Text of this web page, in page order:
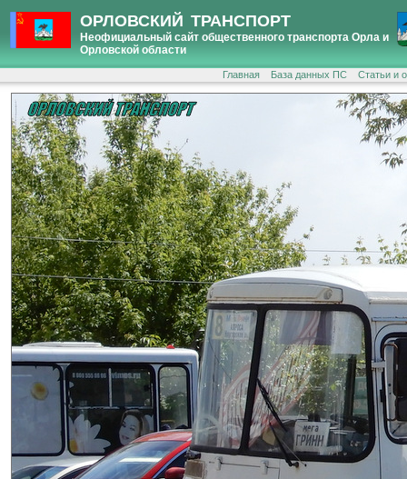
ОРЛОВСКИЙ ТРАНСПОРТ
Неофициальный сайт общественного транспорта Орла и
Орловской области
Главная База данных ПС Статьи и